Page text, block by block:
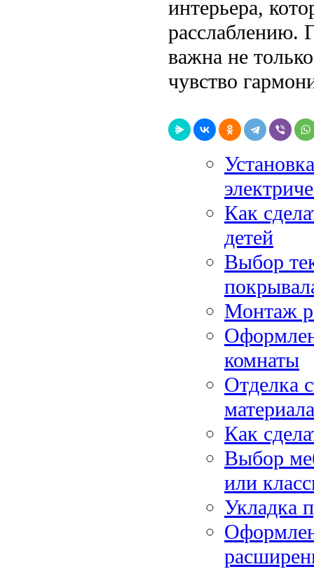
интерьера,
расслаблению.
важна не
чувство
Как
детей
Выбор
Монтаж
комнаты
Отделка
Как
Выбор
или
Укладка